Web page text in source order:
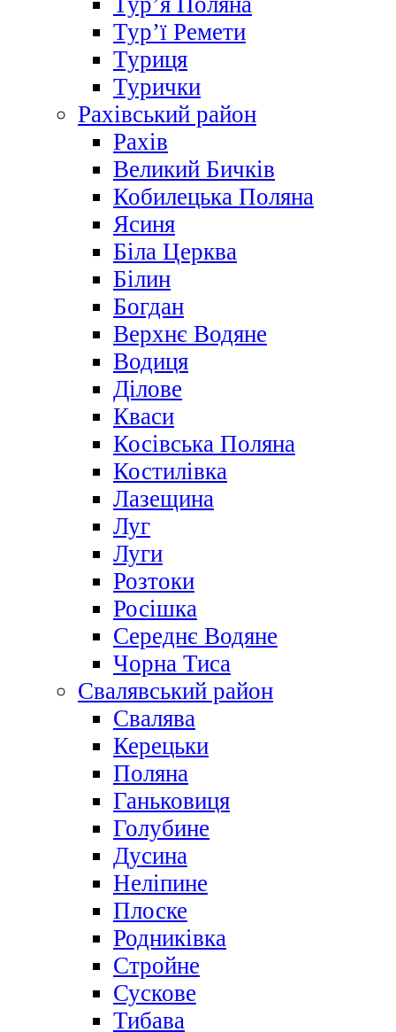
Тур’ї Ремети
Туриця
Турички
Рахівський район
Рахів
Великий Бичків
Кобилецька Поляна
Ясиня
Біла Церква
Білин
Богдан
Верхнє Водяне
Водиця
Ділове
Кваси
Косівська Поляна
Костилівка
Лазещина
Луг
Луги
Розтоки
Росішка
Середнє Водяне
Чорна Тиса
Свалявський район
Свалява
Керецьки
Поляна
Ганьковиця
Голубине
Дусина
Неліпине
Плоске
Родниківка
Стройне
Сускове
Тибава